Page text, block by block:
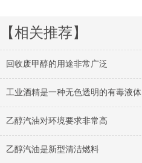
【相关推荐】
回收废甲醇的用途非常广泛
工业酒精是一种无色透明的有毒液体
乙醇汽油对环境要求非常高
乙醇汽油是新型清洁燃料